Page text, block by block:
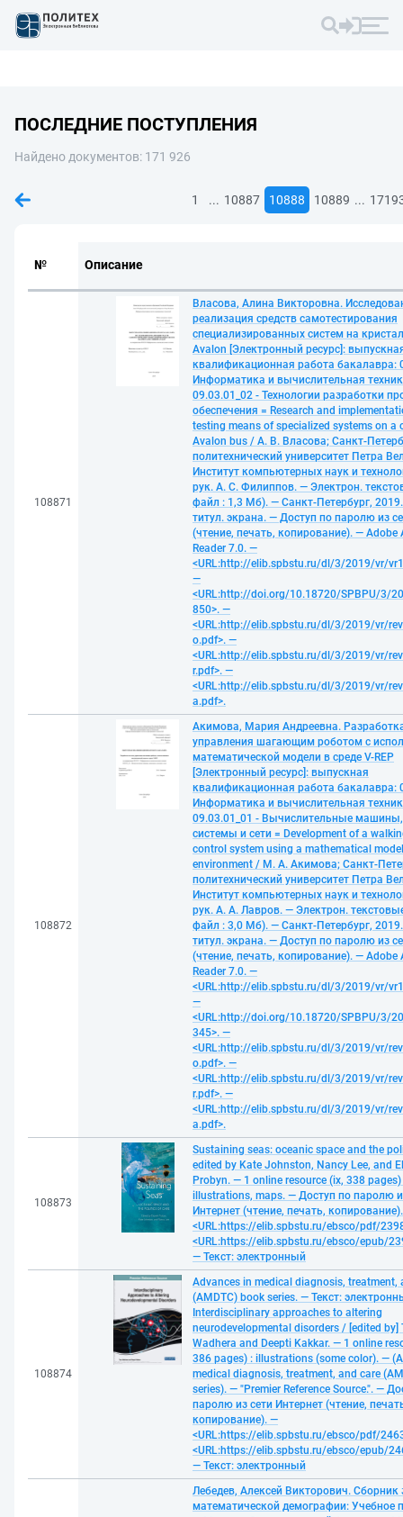
ПОСЛЕДНИЕ ПОСТУПЛЕНИЯ
Найдено документов: 171 926
1 ... 10887 10888 10889 ...
№ Описание
108871
Власова, Алина Викторовна.
реализация средств самотестирования
специализированных систем на
Avalon [Электронный ресурс]:
квалификационная работа бакалавра:
Информатика и вычислительная
09.03.01_02 - Технологии разработки
обеспечения = Research and
testing means of specialized systems on a
Avalon bus / А. В. Власова; Санкт-
политехнический университет Петра
Институт компьютерных наук и
рук. А. С. Филиппов. — Электрон.
файл : 1,3 Мб). — Санкт-Петербург,
титул. экрана. — Доступ по паролю из
(чтение, печать, копирование). — Adobe
Reader 7.0. —
<URL:http://elib.spbstu.ru/dl/3/2019/vr/
—
<URL:http://doi.org/10.18720/SPBPU/3/
850>. —
<URL:http://elib.spbstu.ru/dl/3/2019/vr/
o.pdf>. —
<URL:http://elib.spbstu.ru/dl/3/2019/vr/
r.pdf>. —
<URL:http://elib.spbstu.ru/dl/3/2019/vr/
a.pdf>.
108872
Акимова, Мария Андреевна.
управления шагающим роботом с
математической модели в среде V-REP
[Электронный ресурс]: выпускная
квалификационная работа бакалавра:
Информатика и вычислительная
09.03.01_01 - Вычислительные
системы и сети = Development of a
control system using a mathematical
environment / М. А. Акимова; Санкт-
политехнический университет Петра
Институт компьютерных наук и
рук. А. А. Лавров. — Электрон.
файл : 3,0 Мб). — Санкт-Петербург,
титул. экрана. — Доступ по паролю из
(чтение, печать, копирование). — Adobe
Reader 7.0. —
<URL:http://elib.spbstu.ru/dl/3/2019/vr/
—
<URL:http://doi.org/10.18720/SPBPU/3/
345>. —
<URL:http://elib.spbstu.ru/dl/3/2019/vr/
o.pdf>. —
<URL:http://elib.spbstu.ru/dl/3/2019/vr/
r.pdf>. —
<URL:http://elib.spbstu.ru/dl/3/2019/vr/
a.pdf>.
108873
Sustaining seas: oceanic space and the
edited by Kate Johnston, Nancy Lee, and
Probyn. — 1 online resource (ix, 338
illustrations, maps. — Доступ по паролю
Интернет (чтение, печать,
<URL:https://elib.spbstu.ru/ebsco/pdf/
<URL:https://elib.spbstu.ru/ebsco/epub/
— Текст: электронный
108874
Advances in medical diagnosis, treatment,
(AMDTC) book series. — Текст:
Interdisciplinary approaches to altering
neurodevelopmental disorders / [edited by]
Wadhera and Deepti Kakkar. — 1 online
386 pages) : illustrations (some color). —
medical diagnosis, treatment, and care
series). — "Premier Reference Source.". —
паролю из сети Интернет (чтение,
копирование). —
<URL:https://elib.spbstu.ru/ebsco/pdf/
<URL:https://elib.spbstu.ru/ebsco/epub/
— Текст: электронный
Лебедев, Алексей Викторович. Сборник
математической демографии: Учебное